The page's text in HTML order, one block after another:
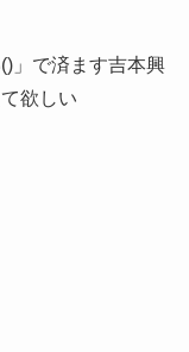
」で済ます吉本興
欲しい